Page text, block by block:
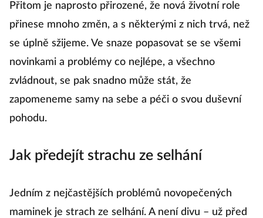
Přitom je naprosto přirozené, že nová životní role
přinese mnoho změn, a s některými z nich trvá, než
se úplně sžijeme. Ve snaze popasovat se se všemi
novinkami a problémy co nejlépe, a všechno
zvládnout, se pak snadno může stát, že
zapomeneme samy na sebe a péči o svou duševní
pohodu.
Jak předejít strachu ze selhání
Jedním z nejčastějších problémů novopečených
maminek je strach ze selhání. A není divu – už před